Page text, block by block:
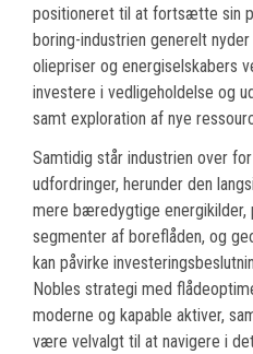
positioneret til at fortsætte sin
boring-industrien generelt
oliepriser og energiselskabers
investere i vedligeholdelse og
samt exploration af nye
Samtidig står industrien over
udfordringer, herunder den
mere bæredygtige
segmenter af boreflåden, og
kan påvirke
Nobles strategi med
moderne og kapable aktiver,
være velvalgt til at navigere i